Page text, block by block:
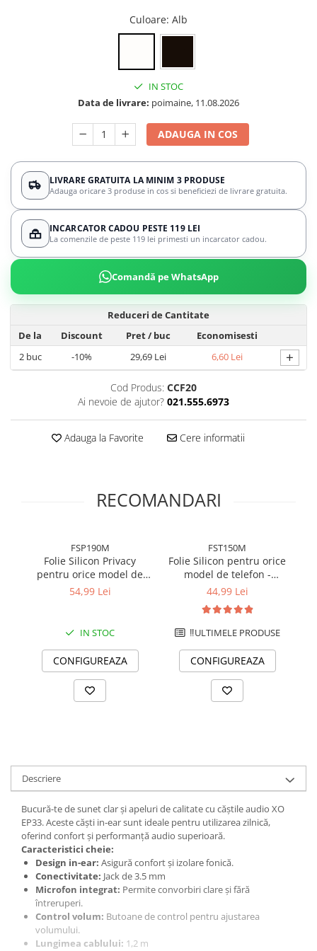
Culoare: Alb
IN STOC
Data de livrare: poimaine, 11.08.2026
ADAUGA IN COS
LIVRARE GRATUITA LA MINIM 3 PRODUSE
Adauga oricare 3 produse in cos si beneficiezi de livrare gratuita.
INCARCATOR CADOU PESTE 119 LEI
La comenzile de peste 119 lei primesti un incarcator cadou.
Comandă pe WhatsApp
Reduceri de Cantitate
De la
Discount Pret/ buc
Economisesti
2buc -10% 29,69 Lei 6,60 Lei +
Cod Produs: CCF20
Ai nevoie de ajutor? 021.555.6973
Adauga la Favorite Cere informatii
RECOMANDARI
FSP190M
Folie Silicon Privacy
pentru orice model de
telefon - Mata - 190
54,99 Lei
IN STOC
CONFIGUREAZA
FST150M
Folie Silicon pentru orice
model de telefon -
Hydrogel transparent 150
44,99 Lei
‼️ULTIMELE PRODUSE
CONFIGUREAZA
Descriere
Bucură-te de sunet clar și apeluri de calitate cu căștile audio XO
EP33. Aceste căști in-ear sunt ideale pentru utilizarea zilnică,
oferind confort și performanță audio superioară.
Caracteristici cheie:
Design in-ear: Asigură confort și izolare fonică.
Conectivitate: Jack de 3.5 mm
Microfon integrat: Permite convorbiri clare și fără
întreruperi.
Control volum: Butoane de control pentru ajustarea
volumului.
Lungimea cablului: 1,2 m